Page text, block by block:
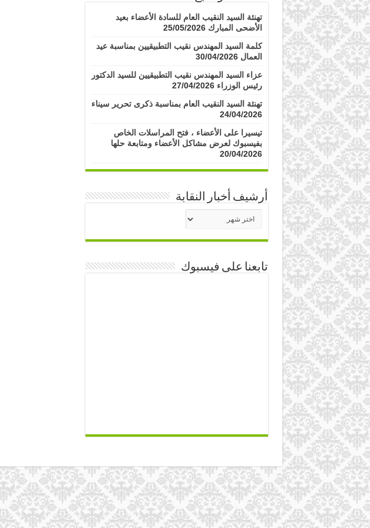
تهنئة السيد النقيب العام للسادة الأعضاء بعيد
الأضحى المبارك 25/05/2026
كلمة السيد المهندس نقيب التطبيقيين بمناسبة عيد
العمال 30/04/2026
عزاء السيد المهندس نقيب التطبيقيين للسيد الدكتور
رئيس الوزراء 27/04/2026
تهنئة السيد النقيب العام بمناسبة ذكرى تحرير سيناء
24/04/2026
تيسيرا على الأعضاء ، فتح المراسلات الخاص
بفيسبوك لعرض مشاكل الأعضاء ومتابعة حلها
20/04/2026
أرشيف أخبار النقابة
أرشيف
أخبار
تابعنا على فيسبوك